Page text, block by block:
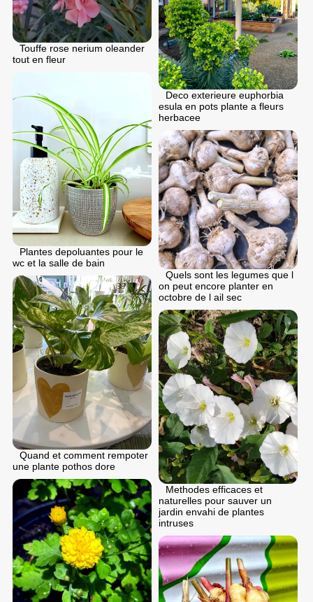
Touffe rose nerium oleander
tout en fleur
Deco exterieure euphorbia
esula en pots plante a fleurs
herbacee
Plantes depoluantes pour le
wc et la salle de bain
Quels sont les legumes que l
on peut encore planter en
octobre de l ail sec
Quand et comment rempoter
une plante pothos dore
Methodes efficaces et
naturelles pour sauver un
jardin envahi de plantes
intruses